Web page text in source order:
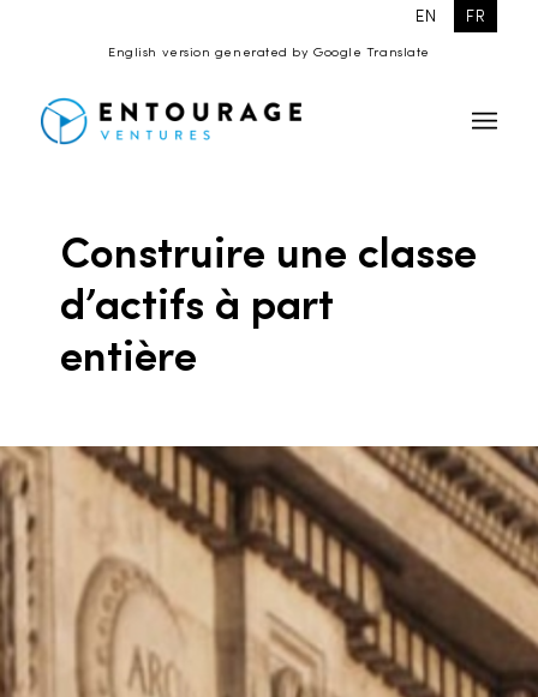
EN FR
English version generated by Google Translate
Construire une classe
d’actifs à part
entière